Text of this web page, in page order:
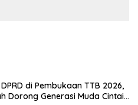
di Pembukaan TTB 2026,
Dorong Generasi Muda Cintai